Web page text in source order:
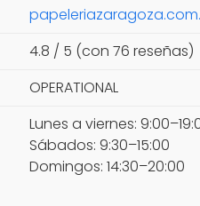
4.8 / 5 (con 76 reseñas)
OPERATIONAL
Lunes a viernes:
Sábados: 9:30–15:00
Domingos: 14:30–20:00